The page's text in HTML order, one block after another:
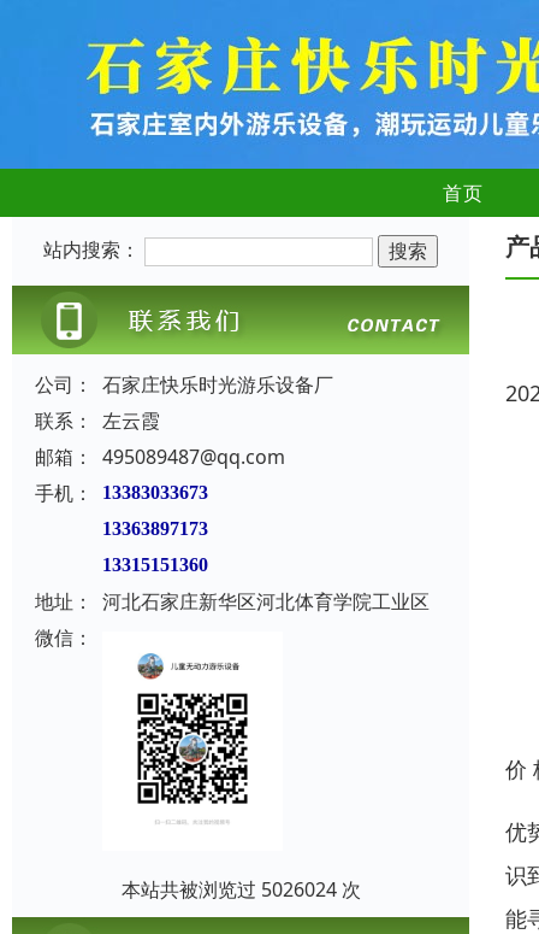
首页
站内搜索：
公司：
石家庄快乐时光游乐设备厂
联系：
左云霞
邮箱：
495089487@qq.com
手机：
13383033673
13363897173
13315151360
地址：
河北石家庄新华区河北体育学院工业区
微信：
本站共被浏览过 5026024 次
产
价
优
识
能